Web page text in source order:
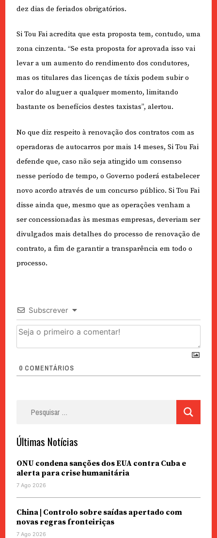
dez dias de feriados obrigatórios.
Si Tou Fai acredita que esta proposta tem, contudo, uma
zona cinzenta. “Se esta proposta for aprovada isso vai
levar a um aumento do rendimento dos condutores,
mas os titulares das licenças de táxis podem subir o
valor do aluguer a qualquer momento, limitando
bastante os benefícios destes taxistas”, alertou.
No que diz respeito à renovação dos contratos com as
operadoras de autocarros por mais 14 meses, Si Tou Fai
defende que, caso não seja atingido um consenso
nesse período de tempo, o Governo poderá estabelecer
novo acordo através de um concurso público. Si Tou Fai
disse ainda que, mesmo que as operações venham a
ser concessionadas às mesmas empresas, deveriam ser
divulgados mais detalhes do processo de renovação de
contrato, a fim de garantir a transparência em todo o
processo.
Subscrever
0 COMENTÁRIOS
Últimas Notícias
ONU condena sanções dos EUA contra Cuba e
alerta para crise humanitária
7 Ago 2026
China | Controlo sobre saídas apertado com
novas regras fronteiriças
7 Ago 2026